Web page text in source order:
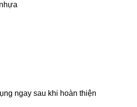
ngay sau khi hoàn thiện